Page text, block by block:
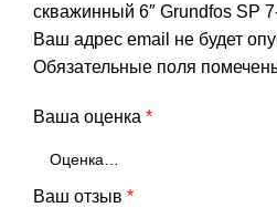
скважинный 6″ Grundfos SP
Ваш адрес email не будет
Обязательные поля
Ваша оценка *
Ваш отзыв *